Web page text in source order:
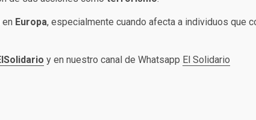
Europa, especialmente cuando afecta a individuos que
y en nuestro canal de Whatsapp El Solidario